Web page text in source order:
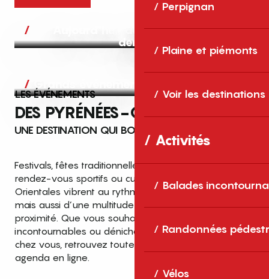
Perpignan
Plaine et piémonts
Voir les destinations
Activités
Balades
Randonnées
Vélos
Aujourd’hui, demain et après-
demain
Grands événements
LES ÉVÉNEMENTS
DES PYRÉNÉES-ORIENTALES
UNE DESTINATION QUI BOUGE TOUTE L’ANNÉE
Festivals, fêtes traditionnelles, concerts, expositions,
rendez-vous sportifs ou culturels… les Pyrénées-
Orientales vibrent au rythme de grands temps forts
mais aussi d’une multitude d’événements de
proximité. Que vous souhaitiez vivre les
incontournables ou dénicher des sorties près de
chez vous, retrouvez toutes les infos dans notre
agenda en ligne.
Top des événements et sorties
en famille
cet été dans les Pyrénées-Orientales